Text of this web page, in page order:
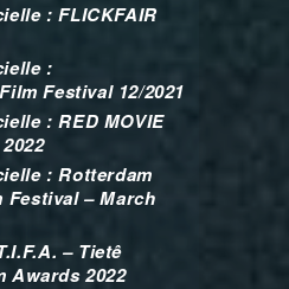
: FLICKFAIR
:
Festival 12/2021
: RED MOVIE
: Rotterdam
Festival – March
– Tietê
Awards 2022